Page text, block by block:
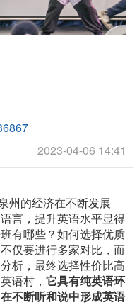
2023-04-06 14:41
州的经济在不断发展
言，提升英语水平显得
有哪些？如何选择优质
仅要进行多家对比，而
析，最终选择性价比高
语村， 它具有纯英语环
不断听和说中形成英语